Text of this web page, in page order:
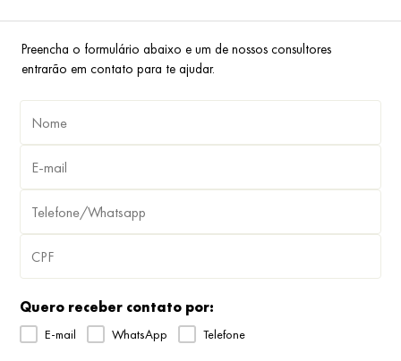
Preencha o formulário abaixo e um de nossos consultores
entrarão em contato para te ajudar.
Quero receber contato por:
E-mail WhatsApp Telefone